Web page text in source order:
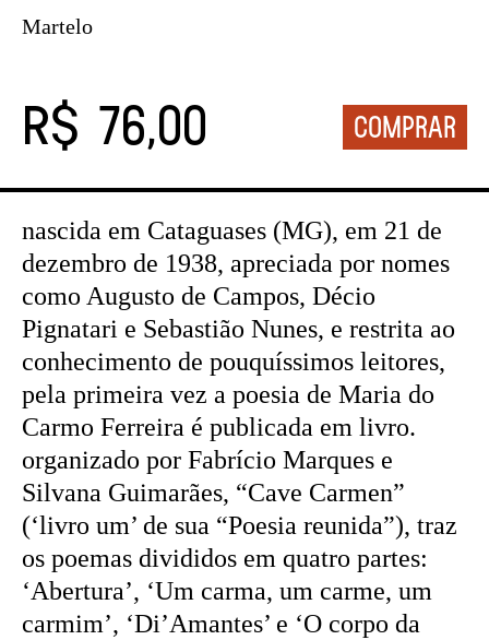
Martelo
R$ 76,00
nascida em Cataguases (MG), em 21 de
dezembro de 1938, apreciada por nomes
como Augusto de Campos, Décio
Pignatari e Sebastião Nunes, e restrita ao
conhecimento de pouquíssimos leitores,
pela primeira vez a poesia de Maria do
Carmo Ferreira é publicada em livro.
organizado por Fabrício Marques e
Silvana Guimarães, “Cave Carmen”
(‘livro um’ de sua “Poesia reunida”), traz
os poemas divididos em quatro partes:
‘Abertura’, ‘Um carma, um carme, um
carmim’, ‘Di’Amantes’ e ‘O corpo da